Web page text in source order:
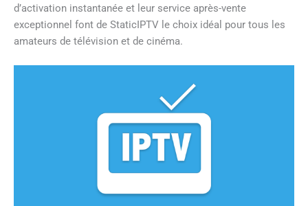
d’activation instantanée et leur service après-vente
exceptionnel font de StaticIPTV le choix idéal pour tous les
amateurs de télévision et de cinéma.